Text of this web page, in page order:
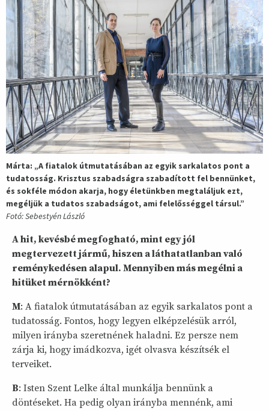
Márta: „A fiatalok útmutatásában az egyik sarkalatos pont a
tudatosság. Krisztus szabadságra szabadított fel bennünket,
és sokféle módon akarja, hogy életünkben megtaláljuk ezt,
megéljük a tudatos szabadságot, ami felelősséggel társul.”
Fotó: Sebestyén László
A hit, kevésbé megfogható, mint egy jól
megtervezett jármű, hiszen a láthatatlanban való
reménykedésen alapul. Mennyiben más megélni a
hitüket mérnökként?
M: A fiatalok útmutatásában az egyik sarkalatos pont a
tudatosság. Fontos, hogy legyen elképzelésük arról,
milyen irányba szeretnének haladni. Ez persze nem
zárja ki, hogy imádkozva, igét olvasva készítsék el
terveiket.
B: Isten Szent Lelke által munkálja bennünk a
döntéseket. Ha pedig olyan irányba mennénk, ami